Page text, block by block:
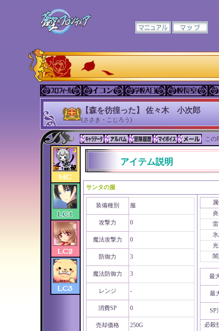
【森を彷徨った】 佐々木 小次郎
(ささき・こじろう)
この
アイテム説明
サンタの服
装備種別 服
攻撃力 0
魔法攻撃力 0
防御力 3
魔法防御力 3
レンジ -
消費SP 0
売却価格 250G
最
最
SP
必殺